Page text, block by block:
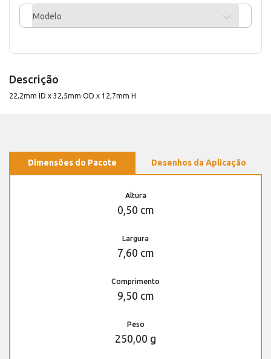
Modelo
Descrição
22,2mm ID x 32,5mm OD x 12,7mm H
Dimensões do Pacote Desenhos da Aplicação
Altura
0,50 cm
Largura
7,60 cm
Comprimento
9,50 cm
Peso
250,00 g